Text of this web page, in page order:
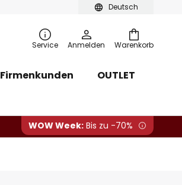
Deutsch
Warenkorb
Service Anmelden
Firmenkunden
OUTLET
WOW Week: Bis zu -70%